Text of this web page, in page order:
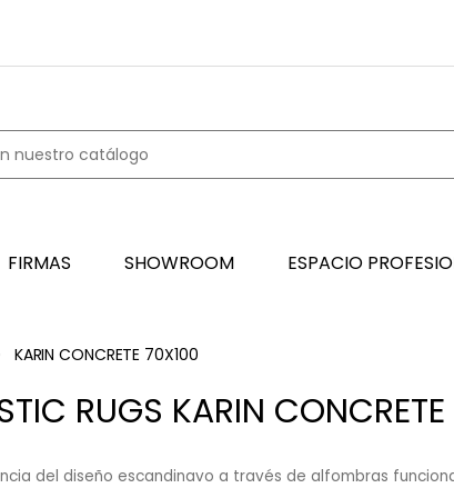
FIRMAS SHOWROOM ESPACIO
KARIN CONCRETE 70X100
RUGS KARIN
del diseño escandinavo a través de alfombras